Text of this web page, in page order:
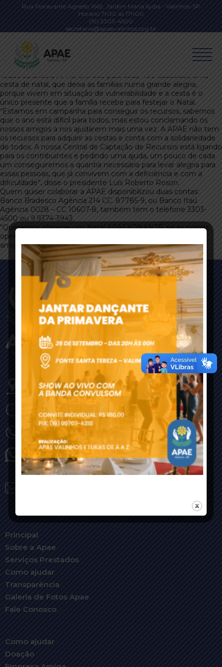
Rua Fioravante Agnello 1669, Jardim Maria Ilydia - Valinhos-SP
Horário 7h30 às 17h00
(19) 3303-4500
secretaria@apaevalinhos.org.br
APAE pede ajuda para Campanha de Natal
Todos os anos a APAE oferece para seus 400 assistidos uma
cesta de natal, que deixa as famílias numa grande alegria,
porque vivem em situação de vulnerabilidade e a cesta é o
único presente que a família recebe para festejar o Natal.
“Estamos em campanha para conseguir os recursos, sabemos
que o ano está difícil para todos, mas estou conclamando os
nossos amigos a nos ajudarem mais uma vez. A APAE não tem
os recursos para adquirir as cestas e conta com a solidariedade
de todos. A nossa Central de Captação de Recursos está ligando
para os contribuintes e pedindo uma ajuda, um pouco de cada
um conseguiremos a quantia necessária para levar alegria para
essas pessoas, que já convivem com a deficiência e com a
dificuldade”, disse o presidente Luís Roberto Roson.
Quem quiser colaborar a APAE disponibilizou duas contas:
Banco Bradesco Agência 214 CC. 87785-9, ou Banco Itaú
Agência 0028 – CC 10607-8, também tem o telefone 3303-
4500 ou 9.9374-3943.
“Queremos oferecer um Natal APAEXONANTE, se as nossas
operadoras ligarem pra você diga sim, indique também um
amigo, vizinho ou parente”.
Rua Fioravante Agnello 1669,
Jardim Maria Ilydia
Valinhos-SP - CEP: 13272-006
(19) 3303-4500
(19) 99374-3943
Principal
Sobre a Apae
Serviços Prestados
Como ajudar
Transparência
Galeria de Fotos Apae
Fale Conosco
Como ajudar
Doação